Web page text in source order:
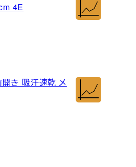
4E
開き 吸汗速乾 メ